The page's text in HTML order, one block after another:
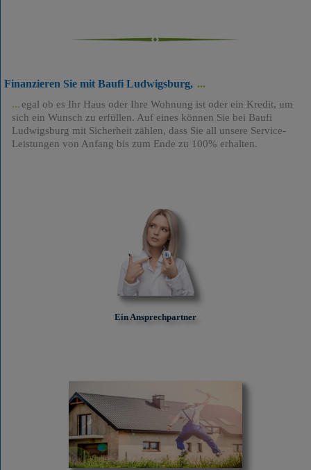
Finanzieren Sie mit Baufi Ludwigsburg,
egal ob es Ihr Haus oder Ihre Wohnung ist oder ein Kredit, um
sich ein Wunsch zu erfüllen. Auf eines können Sie bei Baufi
Ludwigsburg mit Sicherheit zählen, dass Sie all unsere Service-
Leistungen von Anfang bis zum Ende zu 100% erhalten.
Ein Ansprechpartner